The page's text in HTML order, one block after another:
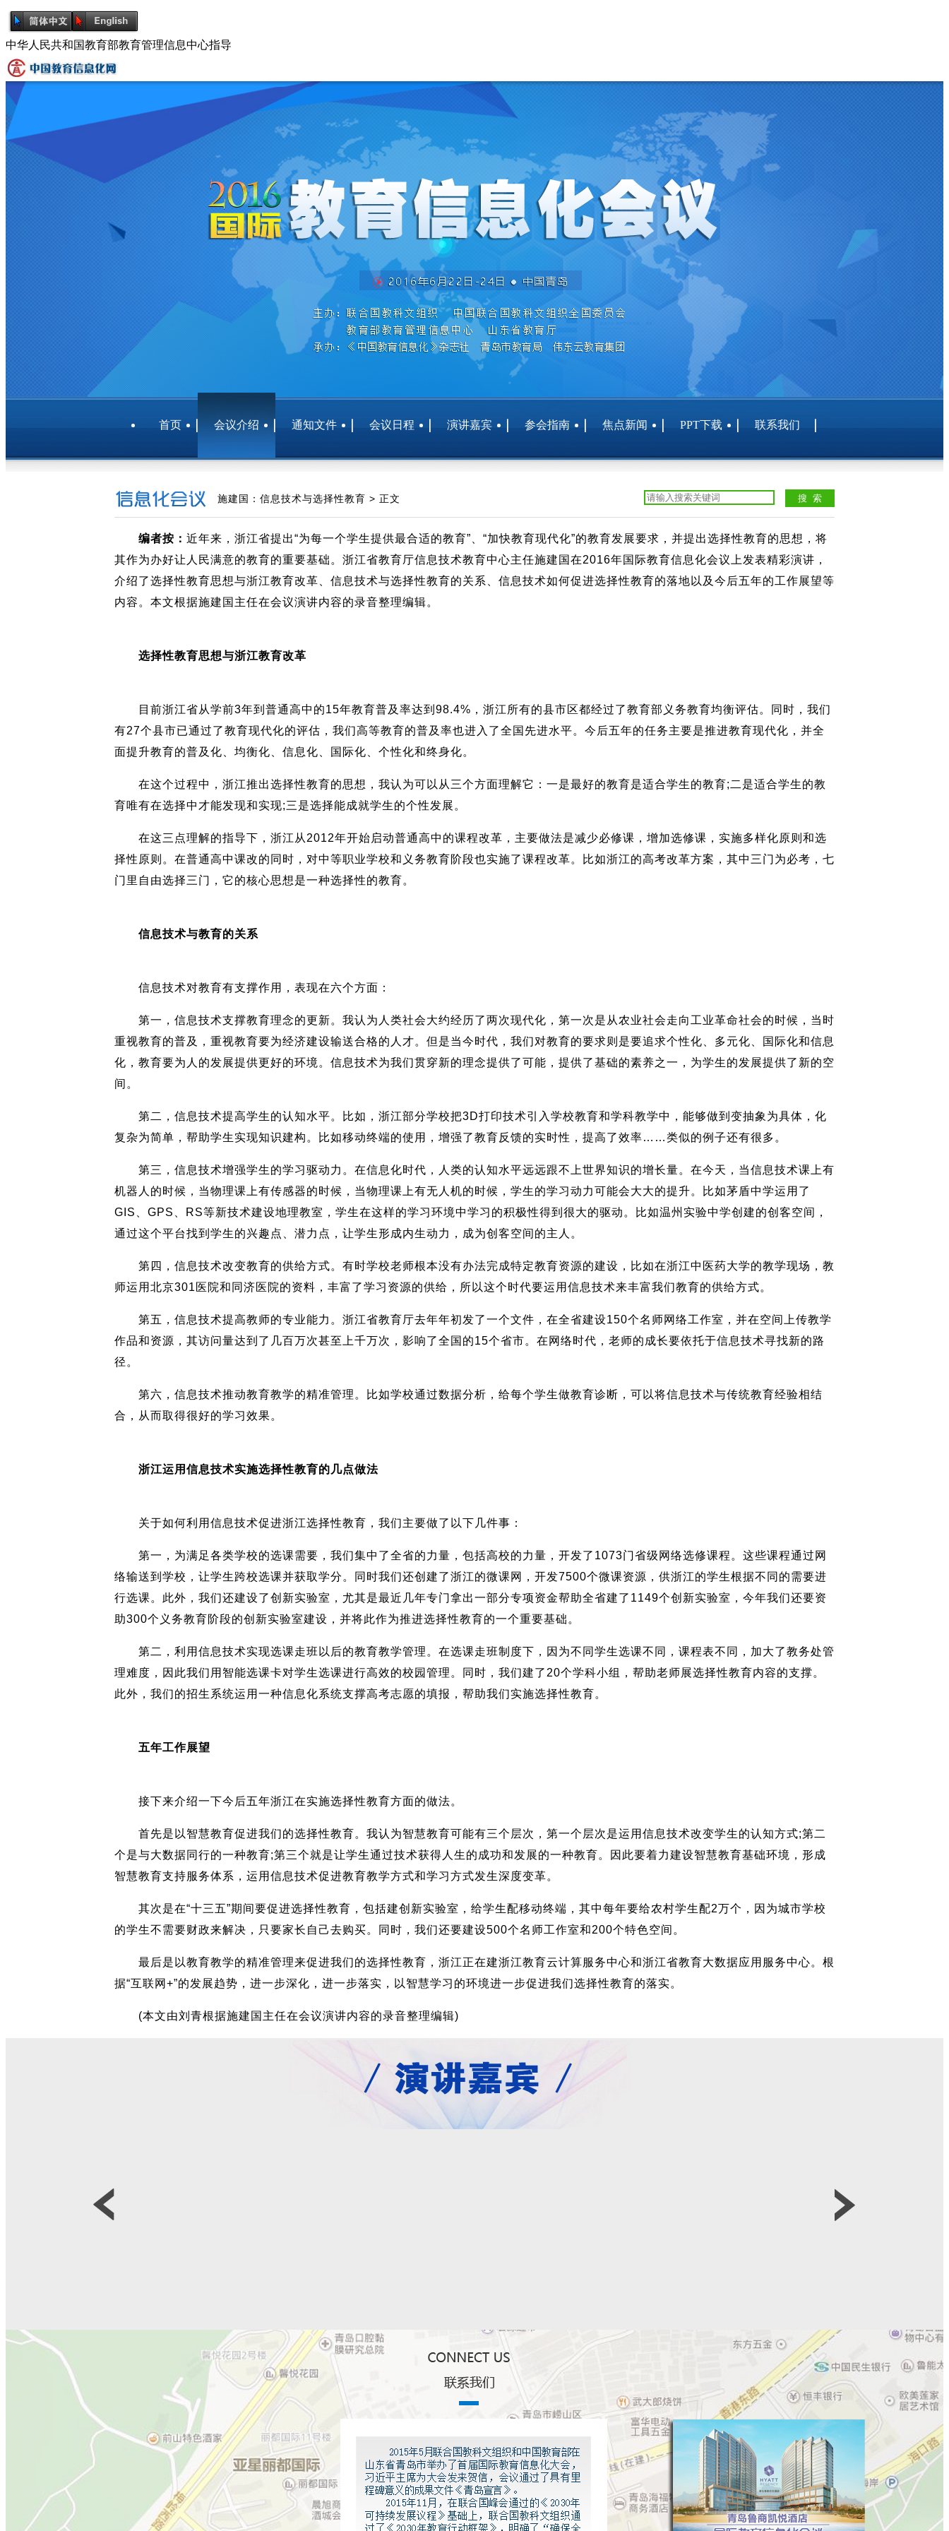
中华人民共和国教育部教育管理信息中心指导
首页 会议介绍 通知文件 会议日程 演讲嘉宾 参会指南 焦点新闻 PPT下载 联系我们
施建国：信息技术与选择性教育 > 正文
编者按： 近年来，浙江省提出“为每一个学生提供最合适的教育”、“加快教育现代化”的教育发展要求，并提出选择性教育的思想，将
其作为办好让人民满意的教育的重要基础。浙江省教育厅信息技术教育中心主任施建国在2016年国际教育信息化会议上发表精彩演讲，
介绍了选择性教育思想与浙江教育改革、信息技术与选择性教育的关系、信息技术如何促进选择性教育的落地以及今后五年的工作展望等
内容。本文根据施建国主任在会议演讲内容的录音整理编辑。
选择性教育思想与浙江教育改革
目前浙江省从学前3年到普通高中的15年教育普及率达到98.4%，浙江所有的县市区都经过了教育部义务教育均衡评估。同时，我们
有27个县市已通过了教育现代化的评估，我们高等教育的普及率也进入了全国先进水平。今后五年的任务主要是推进教育现代化，并全
面提升教育的普及化、均衡化、信息化、国际化、个性化和终身化。
在这个过程中，浙江推出选择性教育的思想，我认为可以从三个方面理解它：一是最好的教育是适合学生的教育;二是适合学生的教
育唯有在选择中才能发现和实现;三是选择能成就学生的个性发展。
在这三点理解的指导下，浙江从2012年开始启动普通高中的课程改革，主要做法是减少必修课，增加选修课，实施多样化原则和选
择性原则。在普通高中课改的同时，对中等职业学校和义务教育阶段也实施了课程改革。比如浙江的高考改革方案，其中三门为必考，七
门里自由选择三门，它的核心思想是一种选择性的教育。
信息技术与教育的关系
信息技术对教育有支撑作用，表现在六个方面：
第一，信息技术支撑教育理念的更新。我认为人类社会大约经历了两次现代化，第一次是从农业社会走向工业革命社会的时候，当时
重视教育的普及，重视教育要为经济建设输送合格的人才。但是当今时代，我们对教育的要求则是要追求个性化、多元化、国际化和信息
化，教育要为人的发展提供更好的环境。信息技术为我们贯穿新的理念提供了可能，提供了基础的素养之一，为学生的发展提供了新的空
间。
第二，信息技术提高学生的认知水平。比如，浙江部分学校把3D打印技术引入学校教育和学科教学中，能够做到变抽象为具体，化
复杂为简单，帮助学生实现知识建构。比如移动终端的使用，增强了教育反馈的实时性，提高了效率……类似的例子还有很多。
第三，信息技术增强学生的学习驱动力。在信息化时代，人类的认知水平远远跟不上世界知识的增长量。在今天，当信息技术课上有
机器人的时候，当物理课上有传感器的时候，当物理课上有无人机的时候，学生的学习动力可能会大大的提升。比如茅盾中学运用了
GIS、GPS、RS等新技术建设地理教室，学生在这样的学习环境中学习的积极性得到很大的驱动。比如温州实验中学创建的创客空间，
通过这个平台找到学生的兴趣点、潜力点，让学生形成内生动力，成为创客空间的主人。
第四，信息技术改变教育的供给方式。有时学校老师根本没有办法完成特定教育资源的建设，比如在浙江中医药大学的教学现场，教
师运用北京301医院和同济医院的资料，丰富了学习资源的供给，所以这个时代要运用信息技术来丰富我们教育的供给方式。
第五，信息技术提高教师的专业能力。浙江省教育厅去年年初发了一个文件，在全省建设150个名师网络工作室，并在空间上传教学
作品和资源，其访问量达到了几百万次甚至上千万次，影响了全国的15个省市。在网络时代，老师的成长要依托于信息技术寻找新的路
径。
第六，信息技术推动教育教学的精准管理。比如学校通过数据分析，给每个学生做教育诊断，可以将信息技术与传统教育经验相结
合，从而取得很好的学习效果。
浙江运用信息技术实施选择性教育的几点做法
关于如何利用信息技术促进浙江选择性教育，我们主要做了以下几件事：
第一，为满足各类学校的选课需要，我们集中了全省的力量，包括高校的力量，开发了1073门省级网络选修课程。这些课程通过网
络输送到学校，让学生跨校选课并获取学分。同时我们还创建了浙江的微课网，开发7500个微课资源，供浙江的学生根据不同的需要进
行选课。此外，我们还建设了创新实验室，尤其是最近几年专门拿出一部分专项资金帮助全省建了1149个创新实验室，今年我们还要资
助300个义务教育阶段的创新实验室建设，并将此作为推进选择性教育的一个重要基础。
第二，利用信息技术实现选课走班以后的教育教学管理。在选课走班制度下，因为不同学生选课不同，课程表不同，加大了教务处管
理难度，因此我们用智能选课卡对学生选课进行高效的校园管理。同时，我们建了20个学科小组，帮助老师展选择性教育内容的支撑。
此外，我们的招生系统运用一种信息化系统支撑高考志愿的填报，帮助我们实施选择性教育。
五年工作展望
接下来介绍一下今后五年浙江在实施选择性教育方面的做法。
首先是以智慧教育促进我们的选择性教育。我认为智慧教育可能有三个层次，第一个层次是运用信息技术改变学生的认知方式;第二
个是与大数据同行的一种教育;第三个就是让学生通过技术获得人生的成功和发展的一种教育。因此要着力建设智慧教育基础环境，形成
智慧教育支持服务体系，运用信息技术促进教育教学方式和学习方式发生深度变革。
其次是在“十三五”期间要促进选择性教育，包括建创新实验室，给学生配移动终端，其中每年要给农村学生配2万个，因为城市学校
的学生不需要财政来解决，只要家长自己去购买。同时，我们还要建设500个名师工作室和200个特色空间。
最后是以教育教学的精准管理来促进我们的选择性教育，浙江正在建浙江教育云计算服务中心和浙江省教育大数据应用服务中心。根
据“互联网+”的发展趋势，进一步深化，进一步落实，以智慧学习的环境进一步促进我们选择性教育的落实。
(本文由刘青根据施建国主任在会议演讲内容的录音整理编辑)